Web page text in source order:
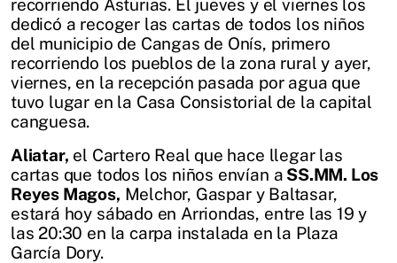
recorriendo Asturias. El jueves y el viernes los
dedicó a recoger las cartas de todos los niños
del municipio de Cangas de Onís, primero
recorriendo los pueblos de la zona rural y ayer,
viernes, en la recepción pasada por agua que
tuvo lugar en la Casa Consistorial de la capital
canguesa.
Aliatar, el Cartero Real que hace llegar las
cartas que todos los niños envían a SS.MM. Los
Reyes Magos, Melchor, Gaspar y Baltasar,
estará hoy sábado en Arriondas, entre las 19 y
las 20:30 en la carpa instalada en la Plaza
García Dory.